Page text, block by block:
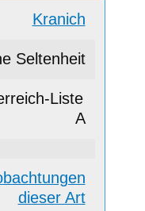
Kranich
Seltenheit
A
dieser Art